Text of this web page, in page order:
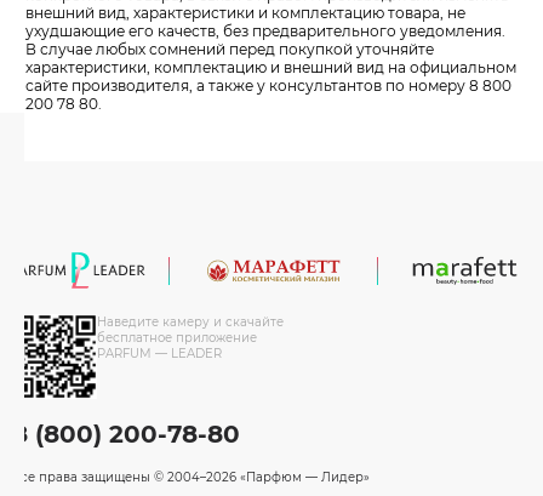
внешний вид, характеристики и комплектацию товара, не
ухудшающие его качеств, без предварительного уведомления.
В случае любых сомнений перед покупкой уточняйте
характеристики, комплектацию и внешний вид на официальном
сайте производителя, а также у консультантов по номеру 8 800
200 78 80.
Наведите камеру и скачайте
бесплатное приложение
PARFUM — LEADER
8 (800) 200-78-80
Все права защищены © 2004–2026 «Парфюм — Лидер»